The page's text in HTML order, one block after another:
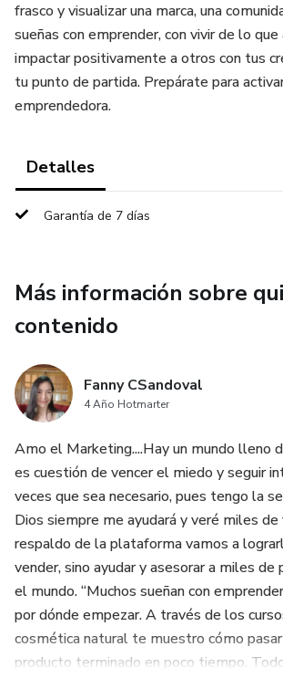
frasco y visualizar una marca, una
sueñas con emprender, con vivir de lo que
impactar positivamente a otros con tus
tu punto de partida. Prepárate para
emprendedora.
Detalles
Garantía de 7 días
Más información sobre
contenido
Fanny CSandoval
4 Año Hotmarter
Amo el Marketing....Hay un mundo lleno
es cuestión de vencer el miedo y seguir
veces que sea necesario, pues tengo la
Dios siempre me ayudará y veré miles de
respaldo de la plataforma vamos a
vender, sino ayudar y asesorar a miles de
el mundo. “Muchos sueñan con
por dónde empezar. A través de los
cosmética natural te muestro cómo
producto terminado en poco tiempo.